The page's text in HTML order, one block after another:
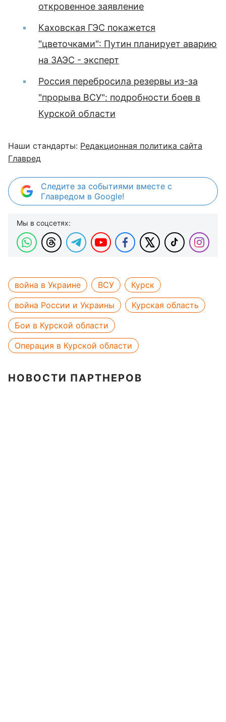
откровенное заявление
Каховская ГЭС покажется
"цветочками": Путин планирует аварию
на ЗАЭС - эксперт
Россия перебросила резервы из-за
"прорыва ВСУ": подробности боев в
Курской области
Наши стандарты: Редакционная политика сайта
Главред
Следите за событиями вместе с
Главредом в Google!
Мы в соцсетях:
война в Украине ВСУ
Курск
война России и Украины
Курская область
Бои в Курской области
Операция в Курской области
НОВОСТИ ПАРТНЕРОВ